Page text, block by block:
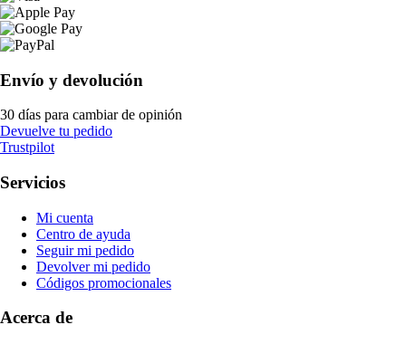
Envío y devolución
30 días para cambiar de opinión
Devuelve tu pedido
Trustpilot
Servicios
Mi cuenta
Centro de ayuda
Seguir mi pedido
Devolver mi pedido
Códigos promocionales
Acerca de